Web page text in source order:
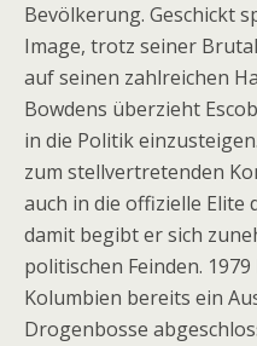
Bevölkerung. Geschickt
Image, trotz seiner
auf seinen zahlreichen
Bowdens überzieht
in die Politik
zum stellvertretenden
auch in die offizielle Elite
damit begibt er sich
politischen Feinden.
Kolumbien bereits ein
Drogenbosse